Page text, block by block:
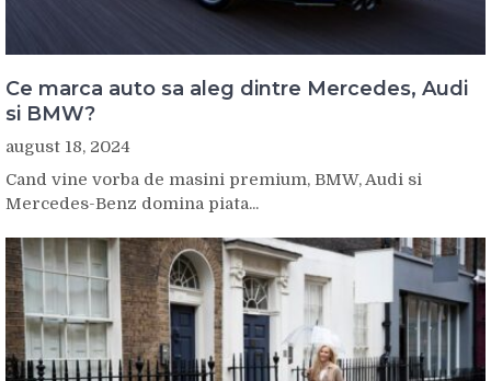
Ce marca auto sa aleg dintre Mercedes, Audi
si BMW?
august 18, 2024
Cand vine vorba de masini premium, BMW, Audi si
Mercedes-Benz domina piata...